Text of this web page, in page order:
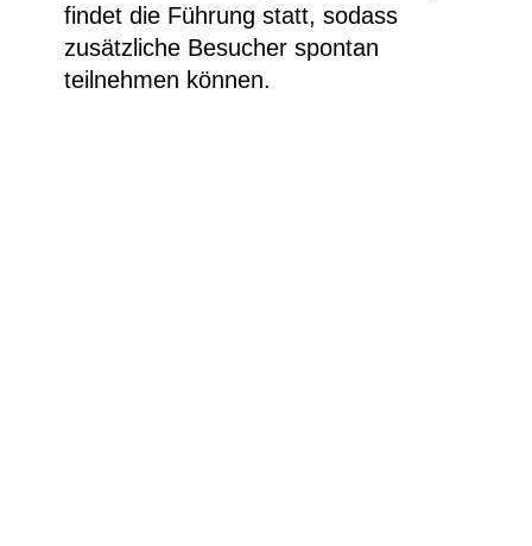
findet die Führung statt, sodass
zusätzliche Besucher spontan
teilnehmen können.